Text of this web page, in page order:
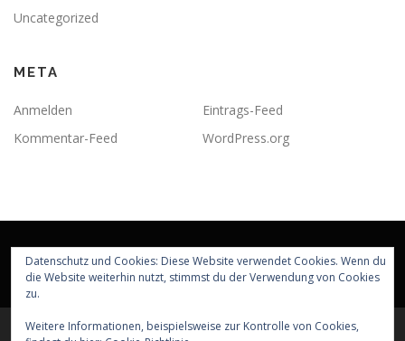
Uncategorized
META
Anmelden
Eintrags-Feed
Kommentar-Feed
WordPress.org
Datenschutz und Cookies: Diese Website verwendet Cookies. Wenn du
die Website weiterhin nutzt, stimmst du der Verwendung von Cookies
zu.
Weitere Informationen, beispielsweise zur Kontrolle von Cookies,